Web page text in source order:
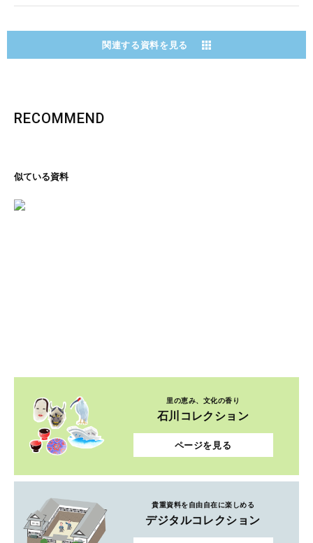
関連する資料を見る
RECOMMEND
似ている資料
里の恵み、文化の香り
石川コレクション
ページを見る
貴重資料を自由自在に楽しめる
デジタルコレクション